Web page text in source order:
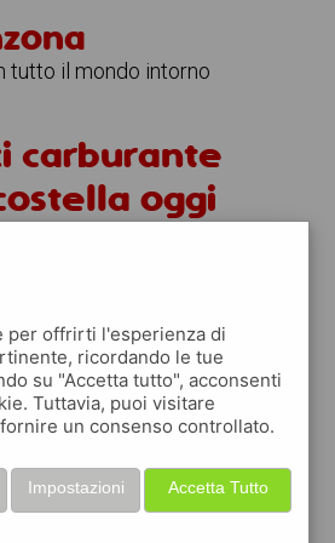
tutto il mondo intorno
carburante
oggi
repsol ip
api erg
per offrirti l'esperienza di
ricordando le tue
su "Accetta tutto", acconsenti
Tuttavia, puoi visitare
un consenso controllato.
Accetta Tutto
Impostazioni